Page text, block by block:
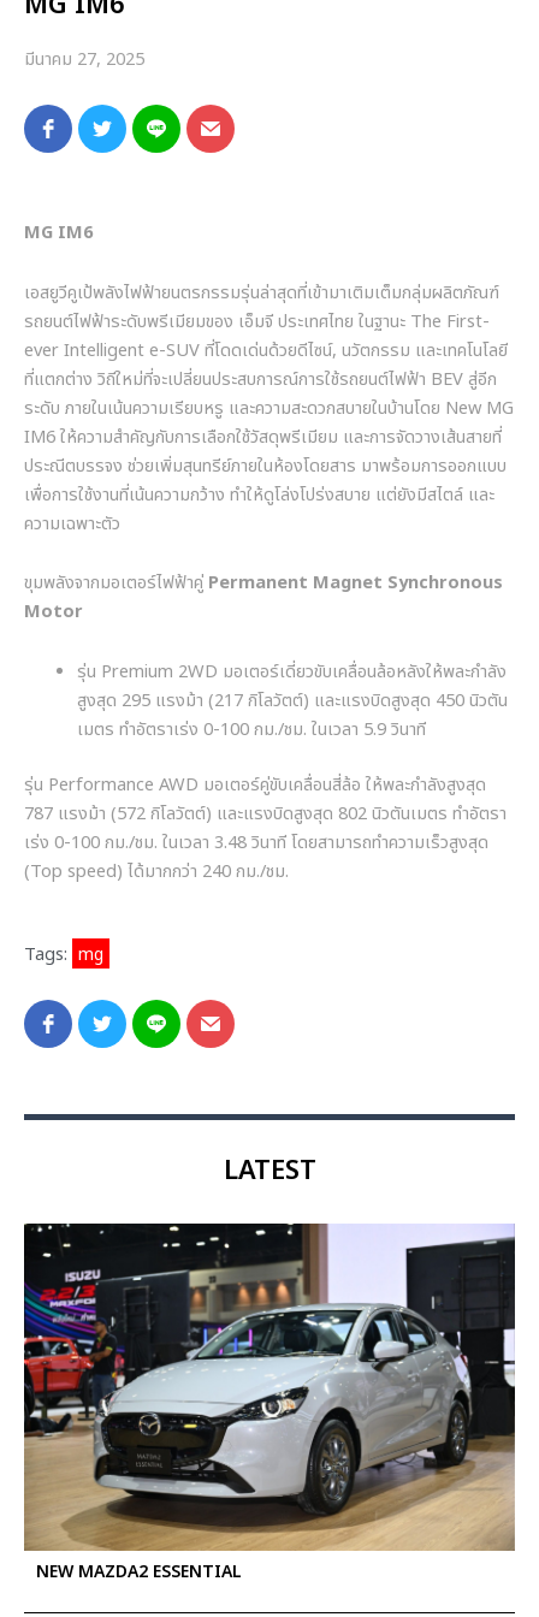
มีนาคม 27, 2025
MG IM6
เอสยูวีคูเป้พลังไฟฟ้ายนตรกรรมรุ่นล่าสุดที่เข้ามาเติมเต็มกลุ่มผลิตภัณฑ์
รถยนต์ไฟฟ้าระดับพรีเมียมของ เอ็มจี ประเทศไทย ในฐานะ The First-
ever Intelligent e-SUVที่โดดเด่นด้วยดีไซน์, นวัตกรรม และเทคโนโลยี
ที่แตกต่าง วิถีใหม่ที่จะเปลี่ยนประสบการณ์การใช้รถยนต์ไฟฟ้า BEV สู่อีก
ระดับ ภายในเน้นความเรียบหรู และความสะดวกสบายในบ้านโดย New MG
IM6ให้ความสำคัญกับการเลือกใช้วัสดุพรีเมียม และการจัดวางเส้นสายที่
ประณีตบรรจง ช่วยเพิ่มสุนทรีย์ภายในห้องโดยสาร มาพร้อมการออกแบบ
เพื่อการใช้งานที่เน้นความกว้าง ทำให้ดูโล่งโปร่งสบาย แต่ยังมีสไตล์ และ
ความเฉพาะตัว
ขุมพลังจากมอเตอร์ไฟฟ้าคู่ Permanent Magnet Synchronous
Motor
รุ่น Premium 2WD มอเตอร์เดี่ยวขับเคลื่อนล้อหลังให้พละกำลัง
สูงสุด 295แรงม้า (217กิโลวัตต์) และแรงบิดสูงสุด 450นิวตัน
เมตร ทำอัตราเร่ง 0-100กม./ชม. ในเวลา 5.9วินาที
รุ่น Performance AWD มอเตอร์คู่ขับเคลื่อนสี่ล้อ ให้พละกำลังสูงสุด
787 แรงม้า (572กิโลวัตต์) และแรงบิดสูงสุด 802นิวตันเมตร ทำอัตรา
เร่ง 0-100กม./ชม. ในเวลา 3.48วินาที โดยสามารถทำความเร็วสูงสุด
(Top speed) ได้มากกว่า 240กม./ชม.
Tags: mg
LATEST
NEW MAZDA2 ESSENTIAL